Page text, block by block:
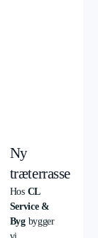
Ny
træterrasse
Hos CL
Service &
Bygbygger